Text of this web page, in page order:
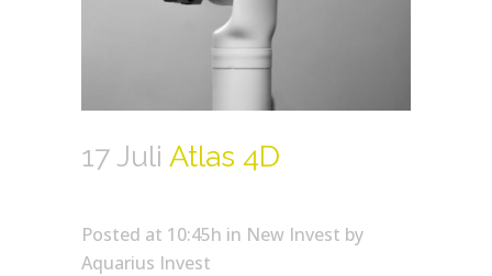
17 Juli Atlas 4D
Posted at 10:45h in New Invest by
Aquarius Invest